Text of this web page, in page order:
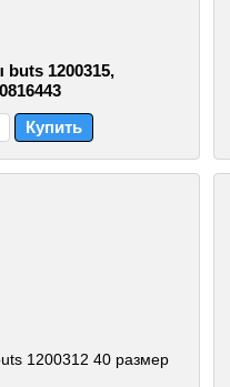
1200315,
Купить